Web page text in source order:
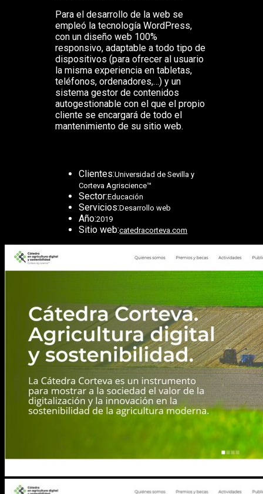
Para el desarrollo de la web se
empleó la tecnología WordPress,
con un diseño web 100%
responsivo, adaptable a todo tipo de
dispositivos (para ofrecer al usuario
la misma experiencia en tabletas,
teléfonos, ordenadores,…) y un
sistema gestor de contenidos
autogestionable con el que el propio
cliente se encargará de todo el
mantenimiento de su sitio web.
Clientes:Universidad de Sevilla y
Corteva Agriscience™
Sector:Educación
Servicios:Desarrollo web
Año:2019
Sitio web:catedracorteva.com